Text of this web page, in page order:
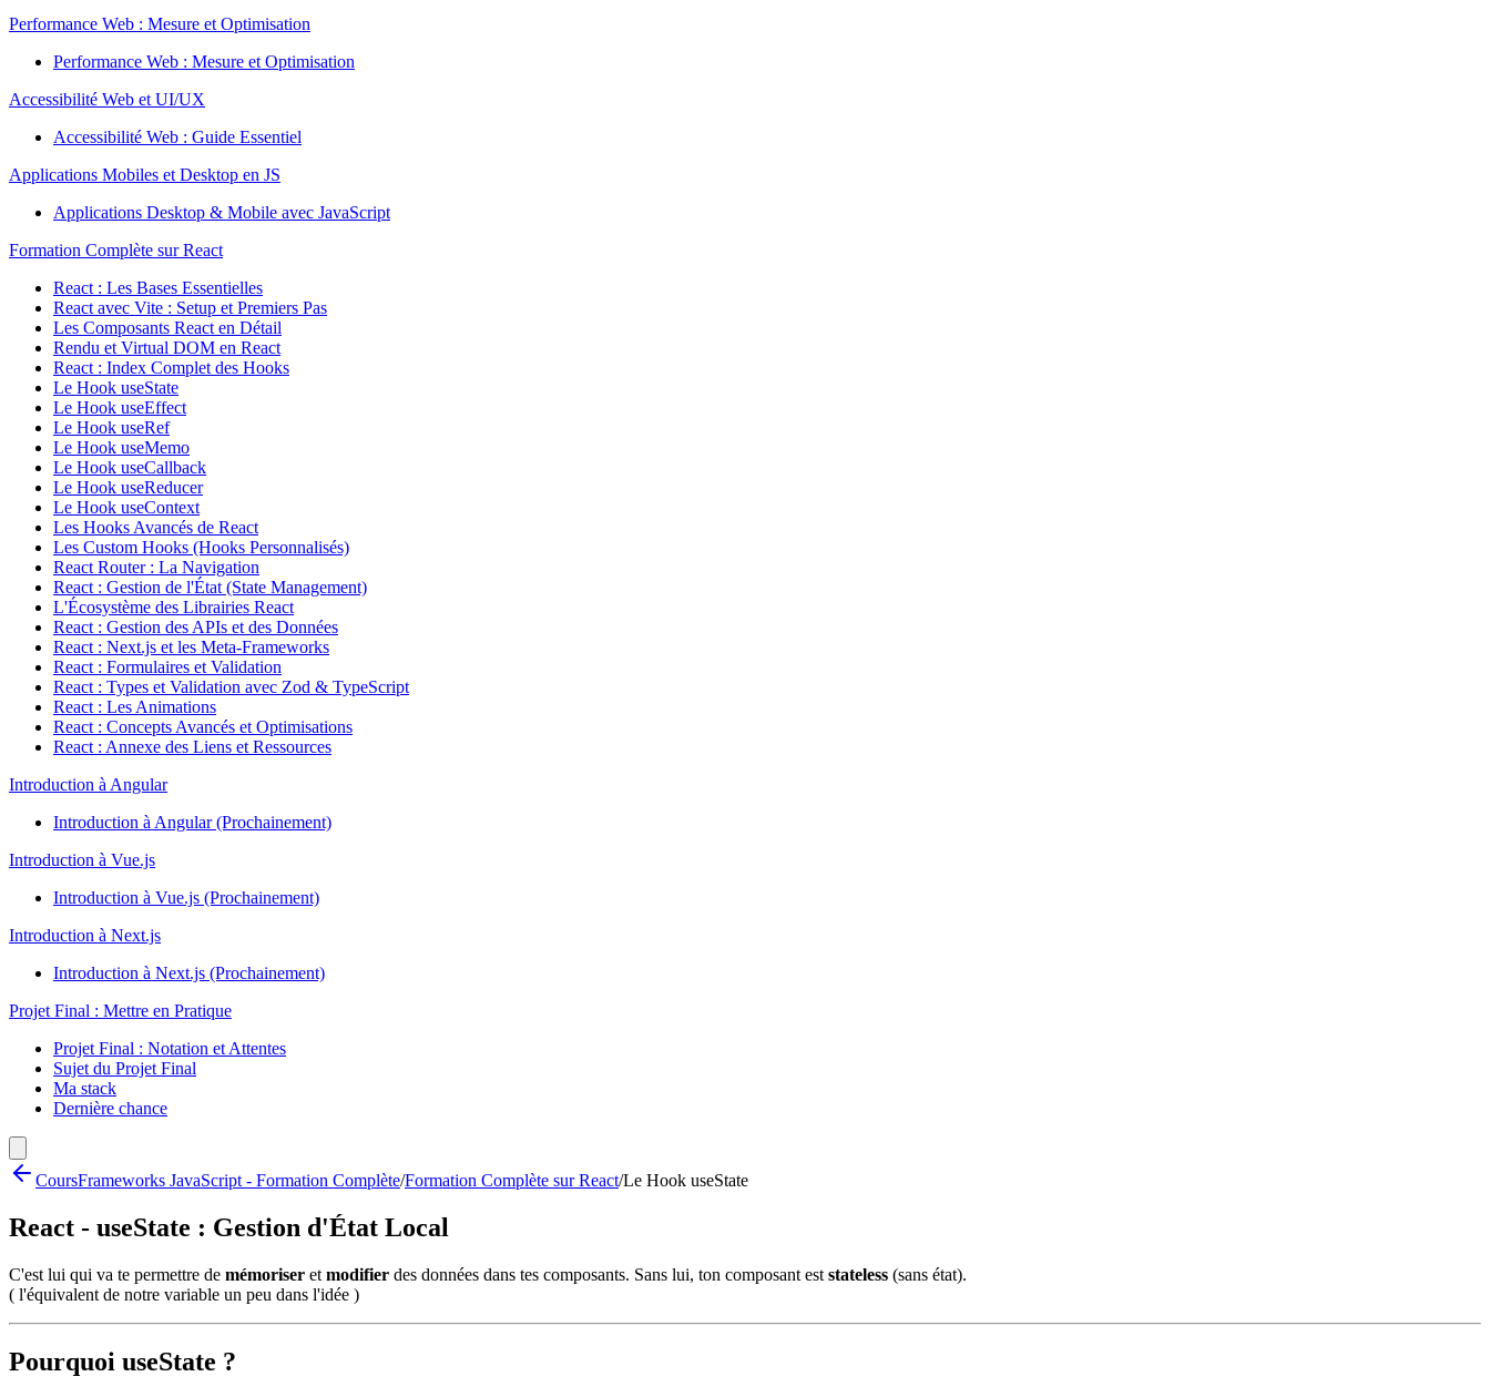
Performance Web : Mesure et Optimisation
Performance Web : Mesure et Optimisation
Accessibilité Web et UI/UX
Accessibilité Web : Guide Essentiel
Applications Mobiles et Desktop en JS
Applications Desktop & Mobile avec JavaScript
Formation Complète sur React
React : Les Bases Essentielles
React avec Vite : Setup et Premiers Pas
Les Composants React en Détail
Rendu et Virtual DOM en React
React : Index Complet des Hooks
Le Hook useState
Le Hook useEffect
Le Hook useRef
Le Hook useMemo
Le Hook useCallback
Le Hook useReducer
Le Hook useContext
Les Hooks Avancés de React
Les Custom Hooks (Hooks Personnalisés)
React Router : La Navigation
React : Gestion de l'État (State Management)
L'Écosystème des Librairies React
React : Gestion des APIs et des Données
React : Next.js et les Meta-Frameworks
React : Formulaires et Validation
React : Types et Validation avec Zod & TypeScript
React : Les Animations
React : Concepts Avancés et Optimisations
React : Annexe des Liens et Ressources
Introduction à Angular
Introduction à Angular (Prochainement)
Introduction à Vue.js
Introduction à Vue.js (Prochainement)
Introduction à Next.js
Introduction à Next.js (Prochainement)
Projet Final : Mettre en Pratique
Projet Final : Notation et Attentes
Sujet du Projet Final
Ma stack
Dernière chance
CoursFrameworks JavaScript - Formation Complète/Formation Complète sur React/Le Hook useState
React - useState : Gestion d'État Local
C'est lui qui va te permettre de mémoriser et modifier des données dans tes composants. Sans lui, ton composant est stateless (sans état).
( l'équivalent de notre variable un peu dans l'idée )
Pourquoi useState ?